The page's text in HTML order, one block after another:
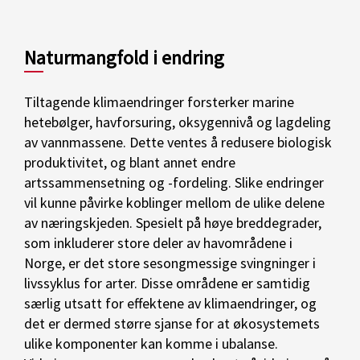
Naturmangfold i endring
Tiltagende klimaendringer forsterker marine
hetebølger, havforsuring, oksygennivå og lagdeling
av vannmassene. Dette ventes å redusere biologisk
produktivitet, og blant annet endre
artssammensetning og -fordeling. Slike endringer
vil kunne påvirke koblinger mellom de ulike delene
av næringskjeden. Spesielt på høye breddegrader,
som inkluderer store deler av havområdene i
Norge, er det store sesongmessige svingninger i
livssyklus for arter. Disse områdene er samtidig
særlig utsatt for effektene av klimaendringer, og
det er dermed større sjanse for at økosystemets
ulike komponenter kan komme i ubalanse.